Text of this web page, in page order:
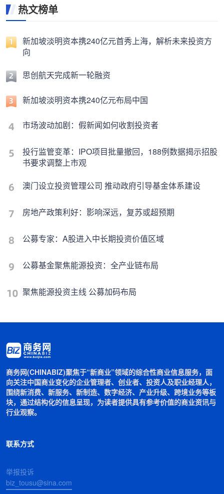
热文榜单
新加坡淡明资本携240亿元首秀上海，解析未来投资方
向
思创航天完成新一轮融资
新加坡淡明资本携240亿元布局中国
市场波动加剧：假新闻如何收割投资者
投行监管变革：IPO项目批量撤回，188例数据揭示招股
书要求调整上市观
澳门设立投资管理公司 推动政府引导基金体系建设
房地产政策利好：影响深远，复苏或超预期
公募专家：A股进入中长期投资价值区域
公募基金聚焦能源投资：全产业链布局
聚焦能源投资主线 公募加码布局
商务网(CHINABIZ)聚焦于“新商业”领域的综合性商业信息服务，面
向关注中国商业变化的企业管理者、创业者、投资人及职业经理人，
围绕新消费、新服务、新制造、数字经济、产业升级、跨境业务等板
块，通过结构化的信息呈现，为读者提供具有参考价值的商业资讯与
行业观察。
联系方式
举报投诉
biz_tousu@sina.com